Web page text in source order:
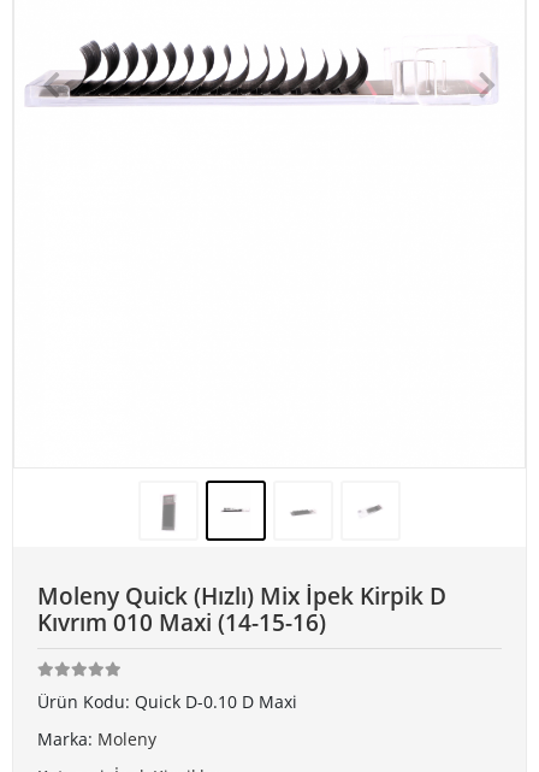
Moleny Quick (Hızlı) Mix İpek Kirpik D
Kıvrım 010 Maxi (14-15-16)
Ürün Kodu: Quick D-0.10 D Maxi
Marka: Moleny